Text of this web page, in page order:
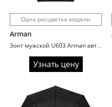
Одна расцветка модели
Arman
Зонт мужской U603 Arman автомат ручка полукрюк
Узнать цену